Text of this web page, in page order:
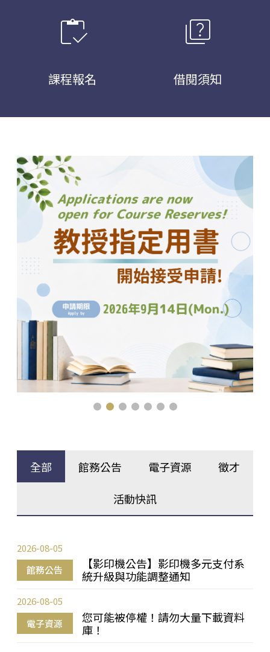
inventory
課程報名
quiz
借閱須知
全部 館務公告 電子資源 徵才
活動快訊
館務公告
【影印機公告】影印機多元支付系
統升級與功能調整通知
2026-08-05
電子資源
您可能被停權！請勿大量下載資料
庫！
2026-08-05